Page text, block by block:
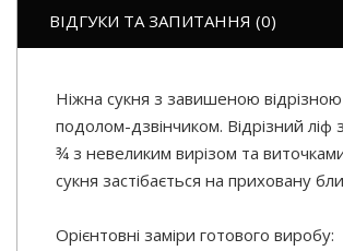
ВІДГУКИ ТА ЗАПИТАННЯ (0)
Ніжна сукня з завишеною відрізною
подолом-дзвінчиком. Відрізний ліф
¾ з невеликим вирізом та
сукня застібається на приховану
Орієнтовні заміри готового виробу: